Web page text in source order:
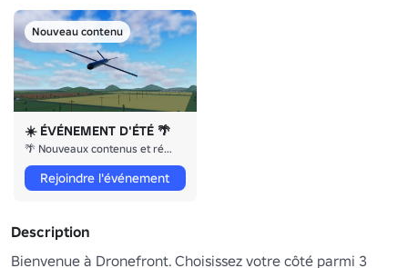
Nouveau contenu
☀️ ÉVÉNEMENT D'ÉTÉ 🌴
🌴 Nouveaux contenus et récompenses
Rejoindre l'événement
Description
Bienvenue à Dronefront. Choisissez votre côté parmi 3